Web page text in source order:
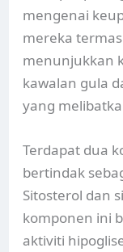
mengenai
mereka
menunjukkan
kawalan gula
yang
Terdapat dua
bertindak
Sitosterol dan
komponen ini
aktiviti